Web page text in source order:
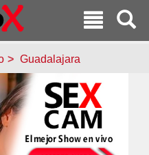
Guadalajara